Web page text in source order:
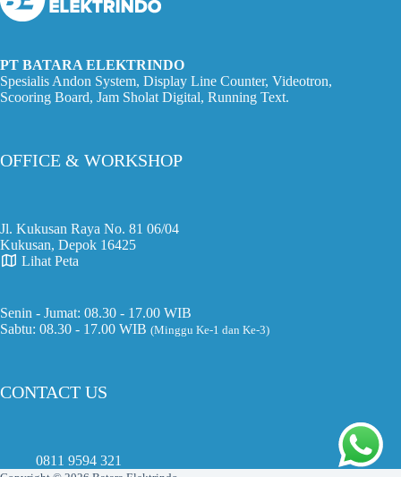
PT BATARA ELEKTRINDO
Spesialis Andon System, Display Line Counter, Videotron,
Scooring Board, Jam Sholat Digital, Running Text.
OFFICE & WORKSHOP
Jl. Kukusan Raya No. 81 06/04
Kukusan, Depok 16425
Lihat Peta
Senin - Jumat: 08.30 - 17.00 WIB
Sabtu: 08.30 - 17.00 WIB (Minggu Ke-1 dan Ke-3)
CONTACT US
0811 9594 321